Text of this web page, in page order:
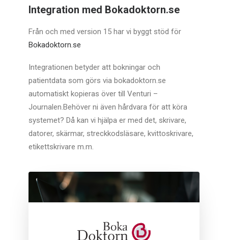
Integration med Bokadoktorn.se
Från och med version 15 har vi byggt stöd för
Bokadoktorn.se
Integrationen betyder att bokningar och
patientdata som görs via bokadoktorn.se
automatiskt kopieras över till Venturi –
Journalen.Behöver ni även hårdvara för att köra
systemet? Då kan vi hjälpa er med det, skrivare,
datorer, skärmar, streckkodsläsare, kvittoskrivare,
etikettskrivare m.m.